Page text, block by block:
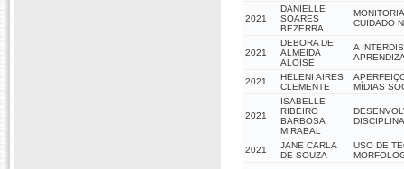
2021
DANIELLE
SOARES
BEZERRA
CUIDADO
2021
DEBORA DE
ALMEIDA
ALOISE
A
2021
HELENI AIRES
CLEMENTE
MÍDIAS
2021
ISABELLE
RIBEIRO
BARBOSA
MIRABAL
2021
JANE CARLA
DE SOUZA
USO DE